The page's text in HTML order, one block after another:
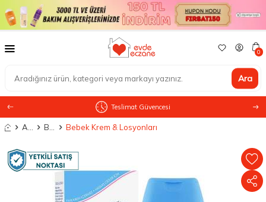
Ara
0
Teslimat Güvencesi
Anasayfa Bebek Krem & Losyonları